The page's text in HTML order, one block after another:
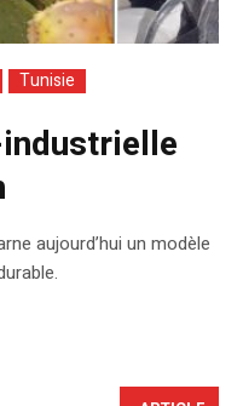
Tunisie
aujourd’hui un modèle